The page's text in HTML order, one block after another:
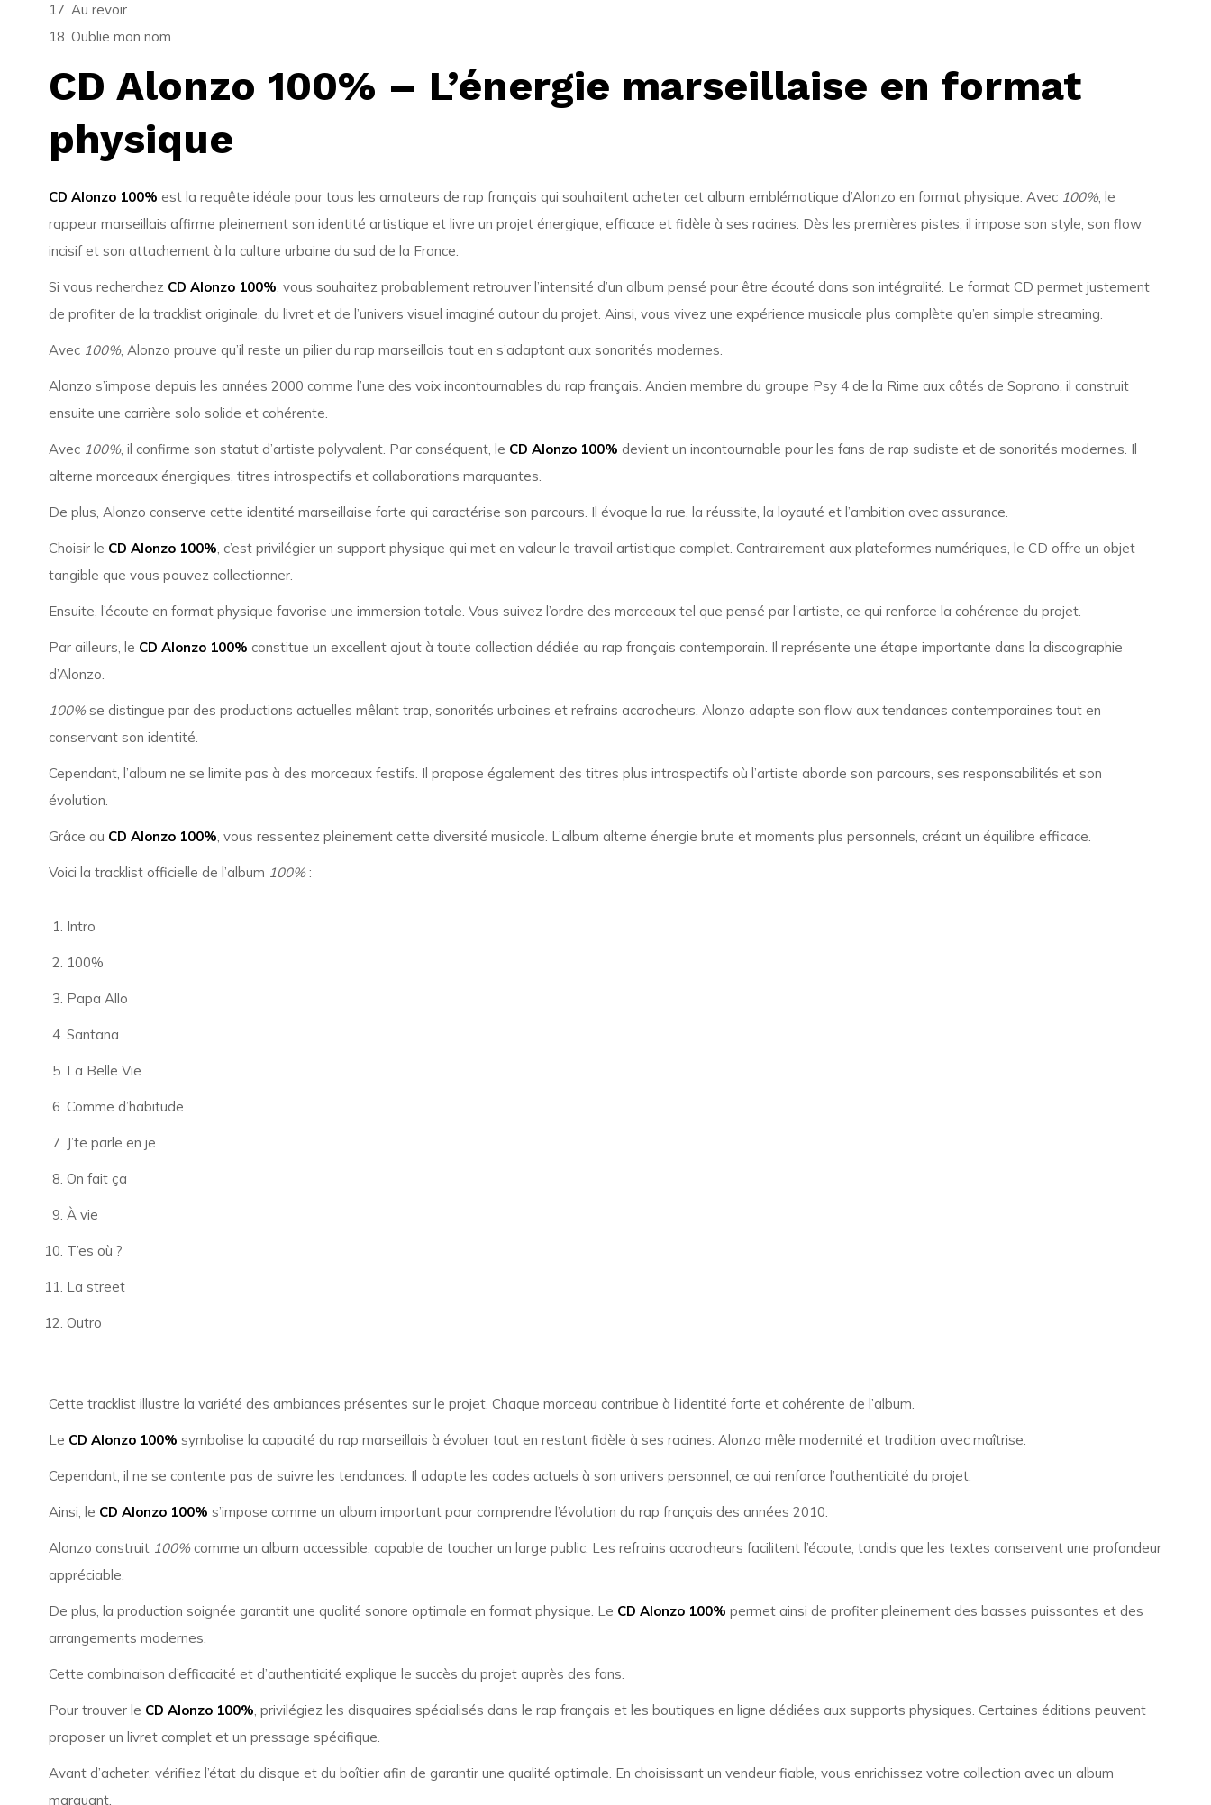
17. Au revoir
18. Oublie mon nom
CD Alonzo 100% – L’énergie marseillaise en format
physique
CD Alonzo 100% est la requête idéale pour tous les amateurs de rap français qui souhaitent acheter cet album emblématique d’Alonzo en format physique. Avec 100%, le
rappeur marseillais affirme pleinement son identité artistique et livre un projet énergique, efficace et fidèle à ses racines. Dès les premières pistes, il impose son style, son flow
incisif et son attachement à la culture urbaine du sud de la France.
Si vous recherchez CD Alonzo 100%, vous souhaitez probablement retrouver l’intensité d’un album pensé pour être écouté dans son intégralité. Le format CD permet justement
de profiter de la tracklist originale, du livret et de l’univers visuel imaginé autour du projet. Ainsi, vous vivez une expérience musicale plus complète qu’en simple streaming.
Avec 100%, Alonzo prouve qu’il reste un pilier du rap marseillais tout en s’adaptant aux sonorités modernes.
Alonzo s’impose depuis les années 2000 comme l’une des voix incontournables du rap français. Ancien membre du groupe Psy 4 de la Rime aux côtés de Soprano, il construit
ensuite une carrière solo solide et cohérente.
Avec 100%, il confirme son statut d’artiste polyvalent. Par conséquent, le CD Alonzo 100% devient un incontournable pour les fans de rap sudiste et de sonorités modernes. Il
alterne morceaux énergiques, titres introspectifs et collaborations marquantes.
De plus, Alonzo conserve cette identité marseillaise forte qui caractérise son parcours. Il évoque la rue, la réussite, la loyauté et l’ambition avec assurance.
Choisir le CD Alonzo 100%, c’est privilégier un support physique qui met en valeur le travail artistique complet. Contrairement aux plateformes numériques, le CD offre un objet
tangible que vous pouvez collectionner.
Ensuite, l’écoute en format physique favorise une immersion totale. Vous suivez l’ordre des morceaux tel que pensé par l’artiste, ce qui renforce la cohérence du projet.
Par ailleurs, le CD Alonzo 100% constitue un excellent ajout à toute collection dédiée au rap français contemporain. Il représente une étape importante dans la discographie
d’Alonzo.
100%se distingue par des productions actuelles mêlant trap, sonorités urbaines et refrains accrocheurs. Alonzo adapte son flow aux tendances contemporaines tout en
conservant son identité.
Cependant, l’album ne se limite pas à des morceaux festifs. Il propose également des titres plus introspectifs où l’artiste aborde son parcours, ses responsabilités et son
évolution.
Grâce au CD Alonzo 100%, vous ressentez pleinement cette diversité musicale. L’album alterne énergie brute et moments plus personnels, créant un équilibre efficace.
Voici la tracklist officielle de l’album 100%:
Intro
100%
Papa Allo
Santana
La Belle Vie
Comme d’habitude
J’te parle en je
On fait ça
À vie
T’es où ?
La street
Outro
Cette tracklist illustre la variété des ambiances présentes sur le projet. Chaque morceau contribue à l’identité forte et cohérente de l’album.
Le CD Alonzo 100% symbolise la capacité du rap marseillais à évoluer tout en restant fidèle à ses racines. Alonzo mêle modernité et tradition avec maîtrise.
Cependant, il ne se contente pas de suivre les tendances. Il adapte les codes actuels à son univers personnel, ce qui renforce l’authenticité du projet.
Ainsi, le CD Alonzo 100% s’impose comme un album important pour comprendre l’évolution du rap français des années 2010.
Alonzo construit 100%comme un album accessible, capable de toucher un large public. Les refrains accrocheurs facilitent l’écoute, tandis que les textes conservent une profondeur
appréciable.
De plus, la production soignée garantit une qualité sonore optimale en format physique. Le CD Alonzo 100% permet ainsi de profiter pleinement des basses puissantes et des
arrangements modernes.
Cette combinaison d’efficacité et d’authenticité explique le succès du projet auprès des fans.
Pour trouver le CD Alonzo 100%, privilégiez les disquaires spécialisés dans le rap français et les boutiques en ligne dédiées aux supports physiques. Certaines éditions peuvent
proposer un livret complet et un pressage spécifique.
Avant d’acheter, vérifiez l’état du disque et du boîtier afin de garantir une qualité optimale. En choisissant un vendeur fiable, vous enrichissez votre collection avec un album
marquant.